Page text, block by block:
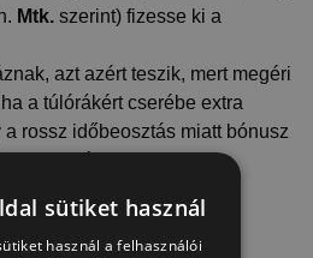
Mtk. szerint) fizesse ki a
azt azért teszik, mert megéri
a túlórákért cserébe extra
rossz időbeosztás miatt bónusz
ki cserébe.
sütiket használ
használ a felhasználói